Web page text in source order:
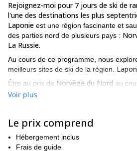
Rejoignez-moi pour 7 jours de ski de
l'une des destinations les plus
Laponie est une région fascinante et
des parties nord de plusieurs pays :
La Russie.
Au cours de ce programme, nous
meilleurs sites de ski de la région.
Être au prix de Norvège du Nord au
du mois d'avril est probablement l'un
Péninsule de Lyngen avec un
l'arrière-pays.
Voir plus
Le prix comprend
Hébergement inclus
Frais de guide